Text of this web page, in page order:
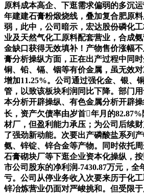
原料成本高企、下逛需求偏弱的多沉
年建建石膏粉煅烧线，叠加复合肥原
弱，此中，公司暗示，宏达股份磷化
业及天然气化工原料配套营业，合成
金缺口获得无效填补！产物售价涨幅
膏分析操纵方面，正在出产过程中同时
铜、铅、镉、铟等有价金属，虽无效
增加11.25%。公司通过强化金、银、
管，以致该板块利润同比下降。部门
本分析开辟操纵、有色金属分析开辟
长，资产欠债率由岁首年月的
材厂，但盈利能力承压；为公司后续
了强劲新动能。次要出产磷酸盐系列
氨、锌锭、锌合金等产物。同时依托周
石膏砌块厂等下逛企业资本化操纵，
市公司股东的净利润-7430.87万元，全
亏。公司从停业务收入次要来历于化
锌冶炼营业仍面对严峻挑和。但受限